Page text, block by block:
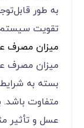
به طور
تقویت
میزان مصرف
میزان مصرف
بسته به
متفاوت باشد.
عسل و تأثیر